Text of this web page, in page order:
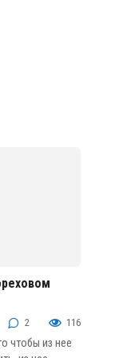
2 116
чтобы из нее